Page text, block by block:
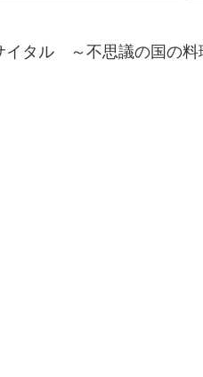
タル ～不思議の国の料